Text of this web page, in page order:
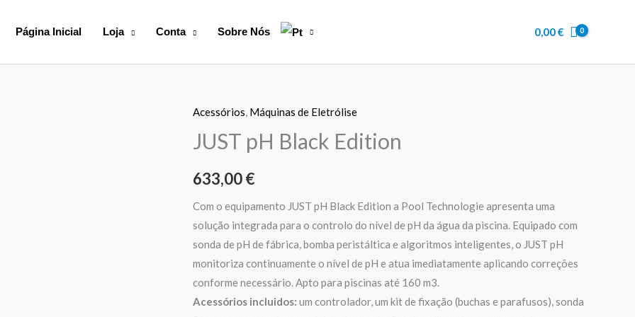
Página Inicial Loja Conta Sobre Nós 0,00€
Acessórios, Máquinas de Eletrólise
JUST pH Black Edition
633,00€
Com o equipamento JUST pH Black Edition a Pool Technologie apresenta uma
solução integrada para o controlo do nível de pH da água da piscina. Equipado com
sonda de pH de fábrica, bomba peristáltica e algoritmos inteligentes, o JUST pH
monitoriza continuamente o nível de pH e atua imediatamente aplicando correções
conforme necessário. Apto para piscinas até 160 m3.
Acessórios incluidos: um controlador, um kit de fixação (buchas e parafusos), sonda
Quantidade
de
JUST
pH
Edition
Edition